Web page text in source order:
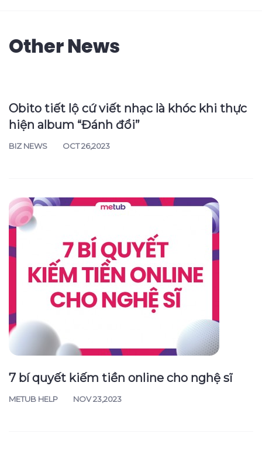
Other News
Obito tiết lộ cứ viết nhạc là khóc khi thực
hiện album “Đánh đổi”
OCT 26,2023